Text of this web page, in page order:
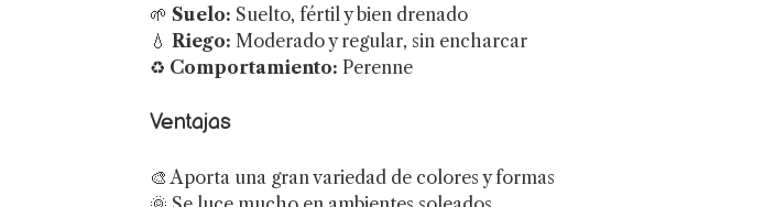
🌱 Suelo: Suelto, fértil y bien drenado
💧 Riego: Moderado y regular, sin encharcar
♻️ Comportamiento: Perenne
Ventajas
🎨 Aporta una gran variedad de colores y formas